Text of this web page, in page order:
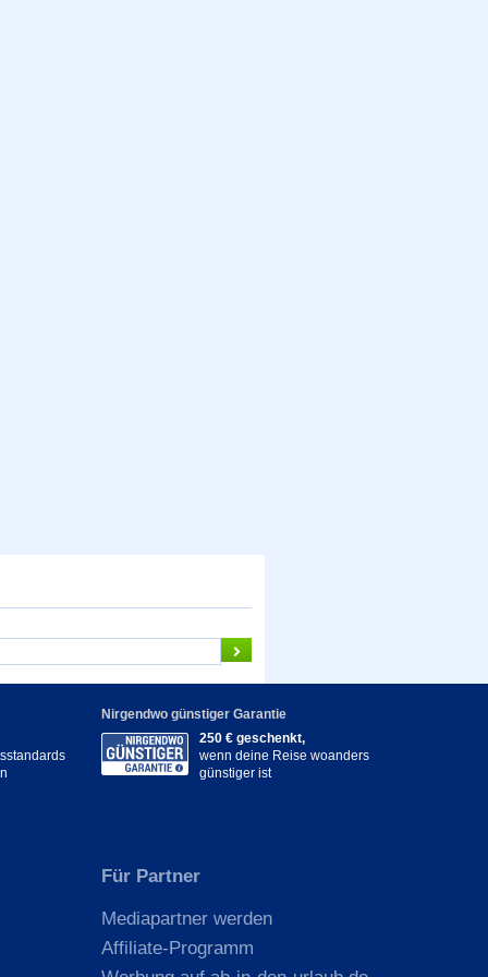
Nirgendwo günstiger Garantie
250 € geschenkt,
wenn deine Reise woanders
günstiger ist
Für Partner
Mediapartner werden
Affiliate-Programm